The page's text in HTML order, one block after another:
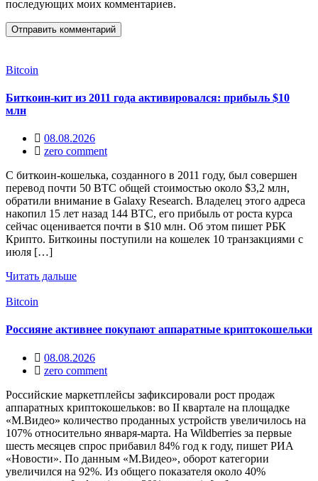
последующих моих комментариев.
Bitcoin
Биткоин-кит из 2011 года активировался: прибыль $10
млн
08.08.2026
zero comment
С биткоин-кошелька, созданного в 2011 году, был совершен
перевод почти 50 BTC общей стоимостью около $3,2 млн,
обратили внимание в Galaxy Research. Владелец этого адреса
накопил 15 лет назад 144 BTC, его прибыль от роста курса
сейчас оценивается почти в $10 млн. Об этом пишет РБК
Крипто. Биткоины поступили на кошелек 10 транзакциями с
июля […]
Читать дальше
Bitcoin
Россияне активнее покупают аппаратные криптокошельки
08.08.2026
zero comment
Российские маркетплейсы зафиксировали рост продаж
аппаратных криптокошельков: во II квартале на площадке
«М.Видео» количество проданных устройств увеличилось на
107% относительно января-марта. На Wildberries за первые
шесть месяцев спрос прибавил 84% год к году, пишет РИА
«Новости». По данным «М.Видео», оборот категории
увеличился на 92%. Из общего показателя около 40%